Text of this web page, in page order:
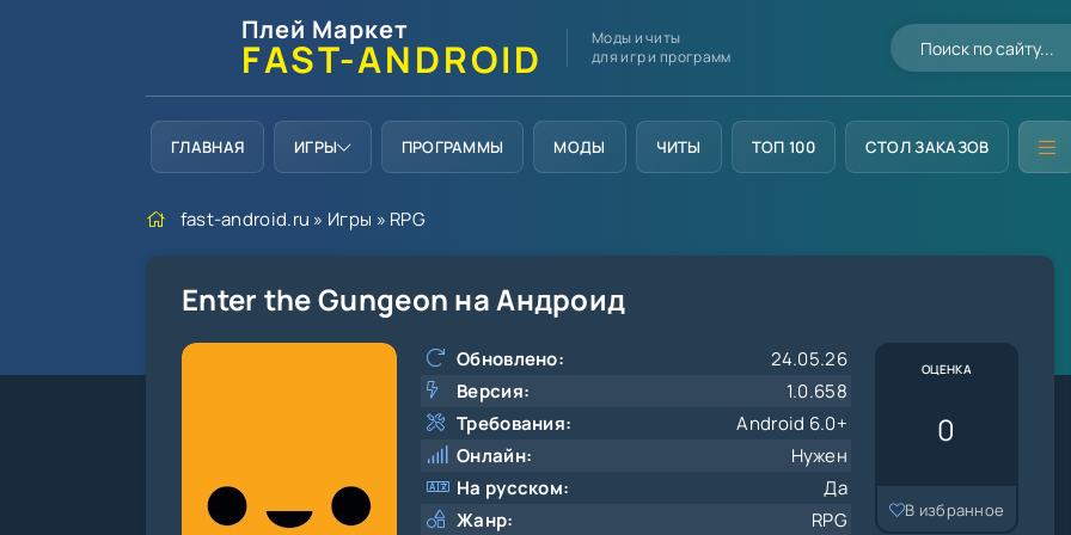
Плей Маркет
FAST-ANDROID
Моды и читы
для игр и программ
ГЛАВНАЯ ИГРЫ ПРОГРАММЫ МОДЫ ЧИТЫ ТОП 100 СТОЛ ЗАКАЗОВ
fast-android.ru » Игры » RPG
Enter the Gungeon на Андроид
Обновлено:
24.05.26
Версия:
1.0.658
Требования:
Android 6.0+
Онлайн:
Нужен
На русском:
Да
Жанр:
RPG
ОЦЕНКА
0
В избранное